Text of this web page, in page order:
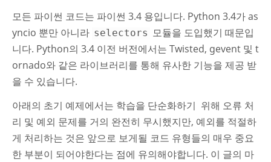
모든 파이썬 코드는 파이썬 3.4 용입니다. Python 3.4가 as
yncio 뿐만 아니라 selectors 모듈을 도입했기 때문입
니다. Python의 3.4 이전 버전에서는 Twisted, gevent 및 t
ornado와 같은 라이브러리를 통해 유사한 기능을 제공 받
을 수 있습니다.
아래의 초기 예제에서는 학습을 단순화하기 위해 오류 처
리 및 예외 문제를 거의 완전히 무시했지만, 예외를 적절하
게 처리하는 것은 앞으로 보게될 코드 유형들의 매우 중요
한 부분이 되어야한다는 점에 유의해야합니다. 이 글의 마